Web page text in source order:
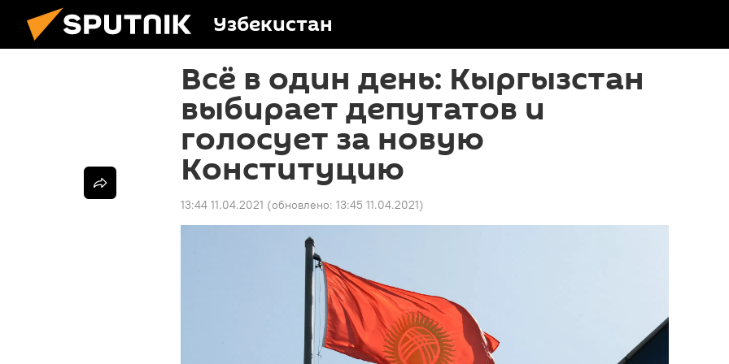
Узбекистан
Всё в один день: Кыргызстан
выбирает депутатов и
голосует за новую
Конституцию
13:44 11.04.2021 (обновлено: 13:45 11.04.2021)